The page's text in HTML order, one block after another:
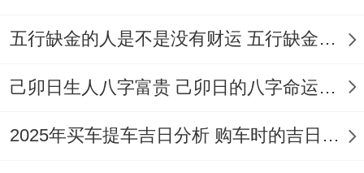
多 仍常被选用。
彭祖百忌:壬不汲水 辰不哭泣
相冲：虎日冲（丙申）猴 今日胎神:仓库栖,
五行缺金的人是不是没有财运 五行缺金的人命运好不好
己卯日生人八字富贵 己卯日的八字命运如何
2025年买车提车吉日分析 购车时的吉日与禁忌